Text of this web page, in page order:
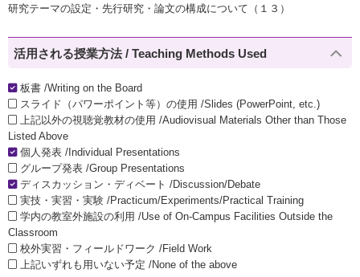
研究テーマの設定・先行研究・論文の構成について（１３）
活用される授業方法 / Teaching Methods Used
板書 /Writing on the Board
スライド（パワーポイント等）の使用 /Slides (PowerPoint, etc.)
上記以外の視聴覚教材の使用 /Audiovisual Materials Other than Those
Listed Above
個人発表 /Individual Presentations
グループ発表 /Group Presentations
ディスカッション・ディベート /Discussion/Debate
実技・実習・実験 /Practicum/Experiments/Practical Training
学内の教室外施設の利用 /Use of On-Campus Facilities Outside the
Classroom
校外実習・フィールドワーク /Field Work
上記いずれも用いない予定 /None of the above